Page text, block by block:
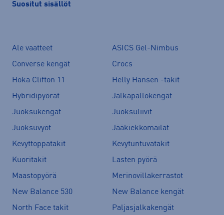
Suositut sisällöt
Ale vaatteet
ASICS Gel-Nimbus
Converse kengät
Crocs
Hoka Clifton 11
Helly Hansen -takit
Hybridipyörät
Jalkapallokengät
Juoksukengät
Juoksuliivit
Juoksuvyöt
Jääkiekkomailat
Kevyttoppatakit
Kevytuntuvatakit
Kuoritakit
Lasten pyörä
Maastopyörä
Merinovillakerrastot
New Balance 530
New Balance kengät
North Face takit
Paljasjalkakengät